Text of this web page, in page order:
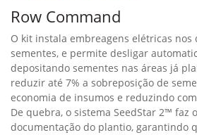
Row Command
O kit instala embreagens elétricas nos
sementes, e permite desligar
depositando sementes nas áreas já
reduzir até 7% a sobreposição de